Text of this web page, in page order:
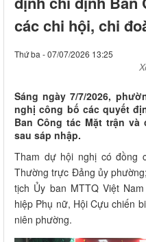
các chi hội, chi
Thứ ba - 07/07/2026 13:25
Sáng ngày 7/7/2026,
nghị công bố các quyết
Ban Công tác Mặt trận
sau sáp nhập.
Tham dự hội nghị có đồng
Thường trực Đảng ủy
tịch Ủy ban MTTQ Việt
hiệp Phụ nữ, Hội Cựu chiến
niên phường.